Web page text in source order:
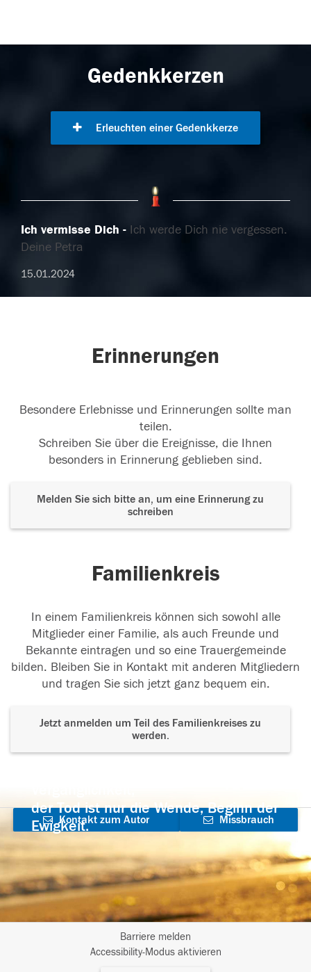
Gedenkkerzen
Erleuchten einer Gedenkkerze
Ich vermisse Dich
Ich werde Dich nie vergessen.
Deine Petra
15.01.2024
Erinnerungen
Besondere Erlebnisse und Erinnerungen sollte man
teilen.
Schreiben Sie über die Ereignisse, die Ihnen
besonders in Erinnerung geblieben sind.
Melden Sie sich bitte an, um eine Erinnerung zu
schreiben
Familienkreis
In einem Familienkreis können sich sowohl alle
Mitglieder einer Familie, als auch Freunde und
Bekannte eintragen und so eine Trauergemeinde
bilden. Bleiben Sie in Kontakt mit anderen Mitgliedern
und tragen Sie sich jetzt ganz bequem ein.
Jetzt anmelden um Teil des Familienkreises zu
werden.
der Tod ist nur die Wende, Beginn der
Ewigkeit.
Kontakt zum Autor
aufnehmen
Missbrauch
Barriere melden
Accessibility-Modus aktivieren